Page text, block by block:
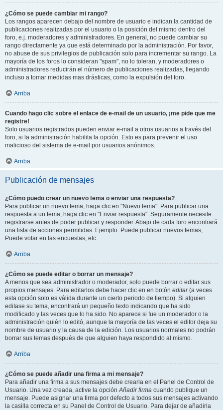
¿Cómo se puede cambiar mi rango?
Los rangos aparecen debajo del nombre de usuario e indican la cantidad de
publicaciones realizadas por el usuario o la posición del mismo dentro del
foro, e.j. moderadores y administradores. En general, no puede cambiar su
rango directamente ya que está determinado por la administración. Por favor,
no abuse de sus privilegios de publicación solo para incrementar su rango. La
mayoría de los foros lo consideran "spam", no lo toleran, y moderadores o
administradores reducirán el número de publicaciones realizadas, llegando
incluso a tomar medidas mas drásticas, como la expulsión del foro.
Arriba
Cuando hago clic sobre el enlace de e-mail de un usuario, ¡me pide que me
registre!
Solo usuarios registrados pueden enviar e-mail a otros usuarios a través del
foro, si la administración habilita la opción. Esto es para prevenir el uso
malicioso del sistema de e-mail por usuarios anónimos.
Arriba
Publicación de mensajes
¿Cómo puedo crear un nuevo tema o enviar una respuesta?
Para publicar un nuevo tema, haga clic en "Nuevo tema". Para publicar una
respuesta a un tema, haga clic en "Enviar respuesta". Seguramente necesite
registrarse antes de poder publicar y responder. Abajo de cada foro encontrará
una lista de acciones permitidas. Ejemplo: Puede publicar nuevos temas,
Puede votar en las encuestas, etc.
Arriba
¿Cómo se puede editar o borrar un mensaje?
A menos que sea administrador o moderador, solo puede borrar o editar sus
propios mensajes. Para editarlos debe hacer clic en en botón editar(a veces
esta opción solo es válida durante un cierto periodo de tiempo). Si alguien
editase su tema, encontrará un pequeño texto indicando que ha sido
modificado y las veces que lo ha sido. No aparece si fue un moderador o la
administración quién lo editó, aunque la mayoría de las veces el editor deja su
nombre de usuario y la causa de la edición. Los usuarios normales no podrán
borrar sus temas después de que alguien haya respondido al mismo.
Arriba
¿Cómo se puede añadir una firma a mi mensaje?
Para añadir una firma a sus mensajes debe crearla en el Panel de Control de
Usuario. Una vez creada, active la opciónAñadir firma cuando publique un
mensaje. Puede asignar una firma por defecto a todos sus mensajes activando
la casilla correcta en su Panel de Control de Usuario. Para dejar de añadirla